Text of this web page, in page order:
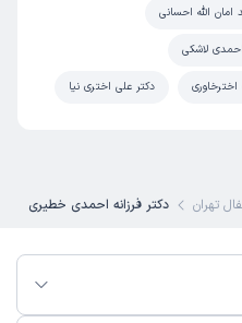
امان الله احسانی
لاشکی
دکتر علی اختری نیا
تهران دکتر فرزانه احمدی خطیری